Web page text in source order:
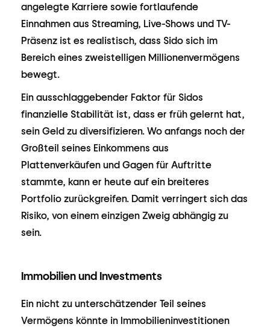
angelegte Karriere sowie fortlaufende
Einnahmen aus Streaming, Live-Shows und TV-
Präsenz ist es realistisch, dass Sido sich im
Bereich eines zweistelligen Millionenvermögens
bewegt.
Ein ausschlaggebender Faktor für Sidos
finanzielle Stabilität ist, dass er früh gelernt hat,
sein Geld zu diversifizieren. Wo anfangs noch der
Großteil seines Einkommens aus
Plattenverkäufen und Gagen für Auftritte
stammte, kann er heute auf ein breiteres
Portfolio zurückgreifen. Damit verringert sich das
Risiko, von einem einzigen Zweig abhängig zu
sein.
Immobilien und Investments
Ein nicht zu unterschätzender Teil seines
Vermögens könnte in Immobilieninvestitionen